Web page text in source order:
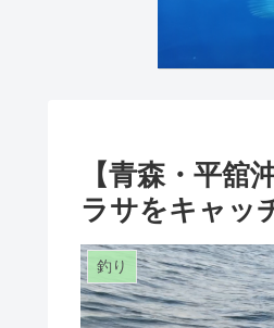
【青森・平
ラサをキャッ
釣り